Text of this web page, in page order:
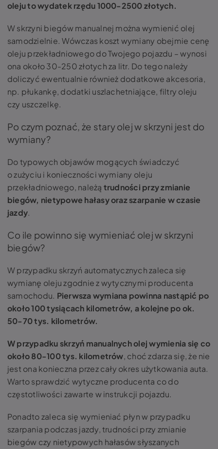
oleju to wydatek rzędu 1000-2500 złotych.
W skrzyni biegów manualnej można wymienić olej
samodzielnie. Wówczas koszt wymiany obejmie cenę
oleju przekładniowego do Twojego pojazdu – wynosi
ona około 30-250 złotych za litr. Do tego należy
doliczyć ewentualnie również dodatkowe akcesoria,
np. płukankę, dodatki uszlachetniające, filtry oleju
czy uszczelkę.
Po czym poznać, że stary olej w skrzyni jest do
wymiany?
Do typowych objawów mogących świadczyć
o zużyciu i konieczności wymiany oleju
przekładniowego, należą trudności przy zmianie
biegów, nietypowe hałasy oraz szarpanie w czasie
jazdy.
Co ile powinno się wymieniać olej w skrzyni
biegów?
W przypadku skrzyń automatycznych zaleca się
wymianę oleju zgodnie z wytycznymi producenta
samochodu. Pierwsza wymiana powinna nastąpić po
około 100 tysiącach kilometrów, a kolejne po ok.
50-70 tys. kilometrów.
W przypadku skrzyń manualnych olej wymienia się co
około 80-100 tys. kilometrów, choć zdarza się, że nie
jest ona konieczna przez cały okres użytkowania auta.
Warto sprawdzić wytyczne producenta co do
częstotliwości zawarte w instrukcji pojazdu.
Ponadto zaleca się wymieniać płyn w przypadku
szarpania podczas jazdy, trudności przy zmianie
biegów czy nietypowych hałasów słyszanych